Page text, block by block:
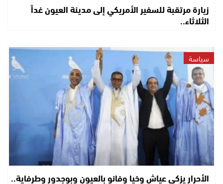
زيارة مرتقبة للسفير الأمريكي إلى مدينة العيون غداً
الثلاثاء..
سياسة
الأحرار يزكي عياش وخيا وفانو بالعيون وبوجدور وطرفاية..